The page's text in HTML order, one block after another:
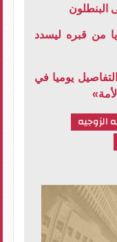
البنطلون
من قبره ليسدد
يوميا في
الزوجيه